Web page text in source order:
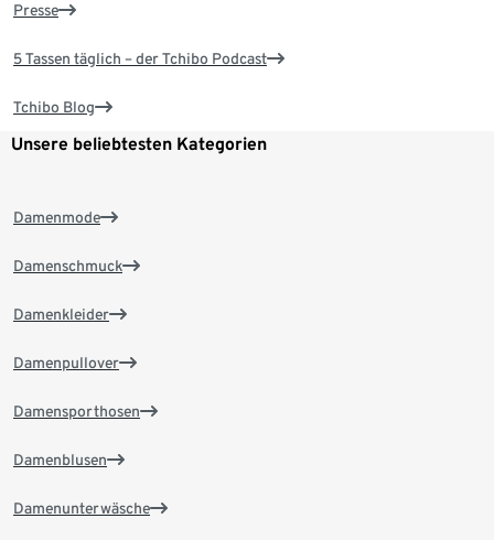
Presse
5 Tassen täglich – der Tchibo Podcast
Tchibo Blog
Unsere beliebtesten Kategorien
Damenmode
Damenschmuck
Damenkleider
Damenpullover
Damensporthosen
Damenblusen
Damenunterwäsche